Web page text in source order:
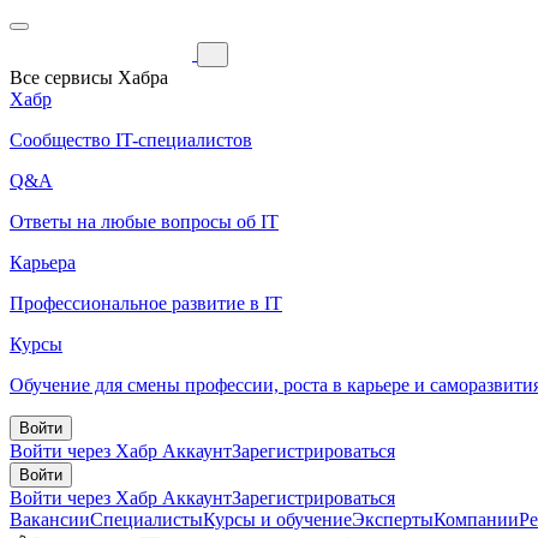
Все сервисы Хабра
Хабр
Сообщество IT-специалистов
Q&A
Ответы на любые вопросы об IT
Карьера
Профессиональное развитие в IT
Курсы
Обучение для смены профессии, роста в карьере и
Войти
Войти через Хабр АккаунтЗарегистрироваться
Войти
Войти через Хабр АккаунтЗарегистрироваться
ВакансииСпециалистыКурсы и обучениеЭкспертыКомпании